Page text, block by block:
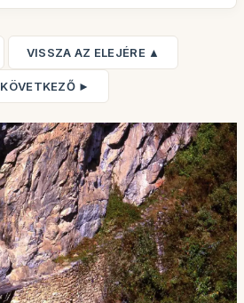
VISSZA AZ ELEJÉRE ▲
KÖVETKEZŐ ►